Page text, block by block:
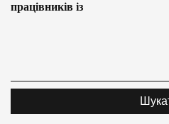
працівників із